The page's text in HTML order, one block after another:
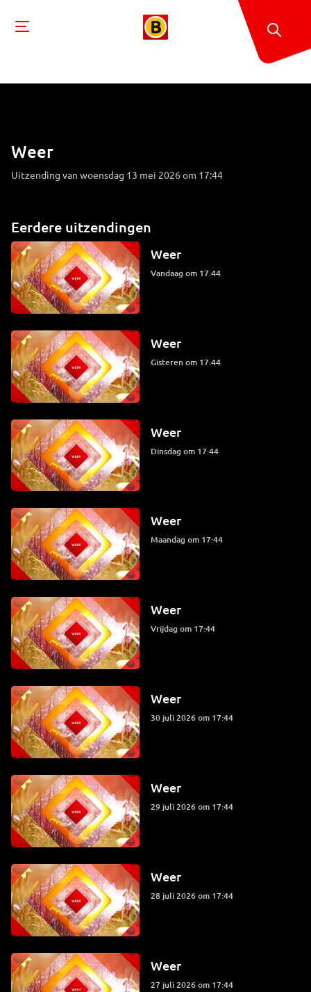
Weer
Uitzending van woensdag 13 mei 2026 om 17:44
Eerdere uitzendingen
Weer
Vandaag om 17:44
Weer
Gisteren om 17:44
Weer
dinsdag om 17:44
Weer
maandag om 17:44
Weer
vrijdag om 17:44
Weer
30 juli 2026 om 17:44
Weer
29 juli 2026 om 17:44
Weer
28 juli 2026 om 17:44
Weer
27 juli 2026 om 17:44